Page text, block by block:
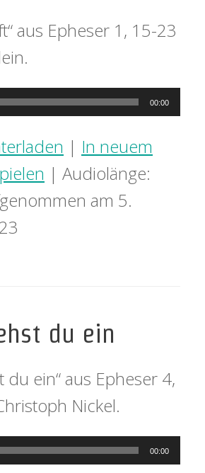
aus Epheser 1, 15-23
00:00
| In neuem
| Audiolänge:
am 5.
du ein
du ein“ aus Epheser 4,
Nickel.
00:00